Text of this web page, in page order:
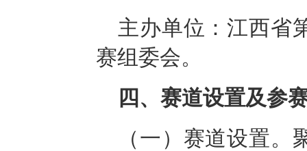
主办单位：江西省
赛组委会。
四、赛道设置及参
（一）赛道设置